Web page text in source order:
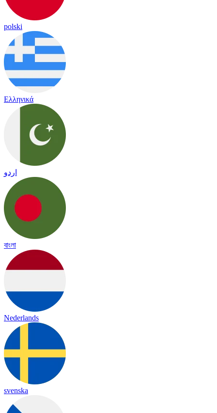
polski
Ελληνικά
اردو
বাংলা
Nederlands
svenska